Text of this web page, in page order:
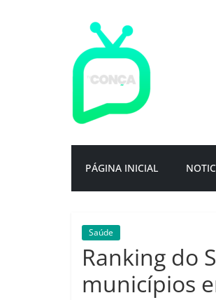
TV
Conça
portal
de
da
cidade
ternura
Por:
PÁGINA INICIAL
Saúde
Ranking do
municípios